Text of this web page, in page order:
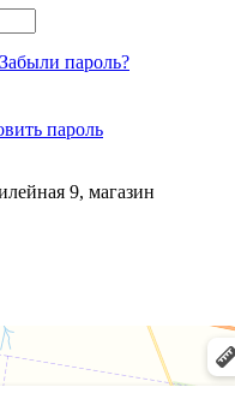
Забыли пароль?
пароль
9, магазин